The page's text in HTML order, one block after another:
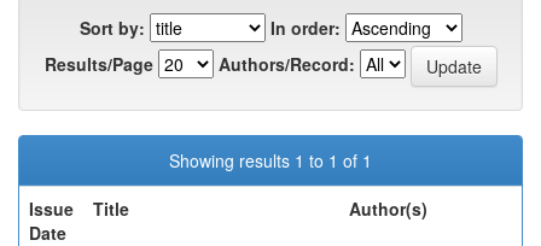
Sort by:
In order:
Results/Page
Authors/Record:
Showing results 1 to 1 of 1
Issue
Date
Title Author(s)